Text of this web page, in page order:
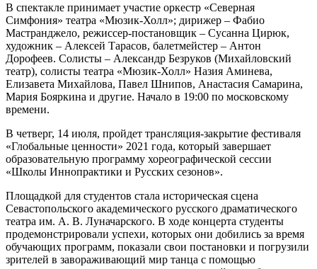
В спектакле принимает участие оркестр «Северная
Симфония» театра «Мюзик-Холл»; дирижер – Фабио
Мастранджело, режиссер-постановщик – Сусанна Цирюк,
художник – Алексей Тарасов, балетмейстер – Антон
Дорофеев. Солисты – Александр Безруков (Михайловский
театр), солисты театра «Мюзик-Холл» Назия Аминева,
Елизавета Михайлова, Павел Шнипов, Анастасия Самарина,
Мария Бояркина и другие. Начало в 19:00 по московскому
времени.
В четверг, 14 июля, пройдет трансляция-закрытие фестиваля
«Глобальные ценности» 2021 года, который завершает
образовательную программу хореографической сессии
«Школы Иннопрактики и Русских сезонов».
Площадкой для студентов стала историческая сцена
Севастопольского академического русского драматического
театра им. А. В. Луначарского. В ходе концерта студенты
продемонстрировали успехи, которых они добились за время
обучающих программ, показали свои постановки и погрузили
зрителей в завораживающий мир танца с помощью